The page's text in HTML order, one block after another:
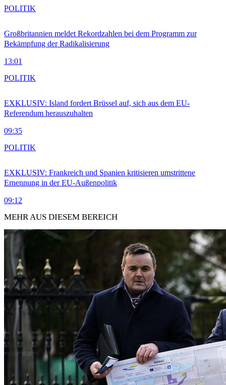
Großbritannien meldet Rekordzahlen bei dem Programm zur
Bekämpfung der Radikalisierung
13:01
POLITIK
EXKLUSIV: Island fordert Brüssel auf, sich aus dem EU-
Referendum herauszuhalten
09:35
POLITIK
EXKLUSIV: Frankreich und Spanien kritisieren umstrittene
Ernennung in der EU-Außenpolitik
09:12
POLITIK
MEHR AUS DIESEM BEREICH